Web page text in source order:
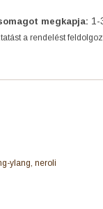
megkapja: 1-
a rendelést
ylang, neroli